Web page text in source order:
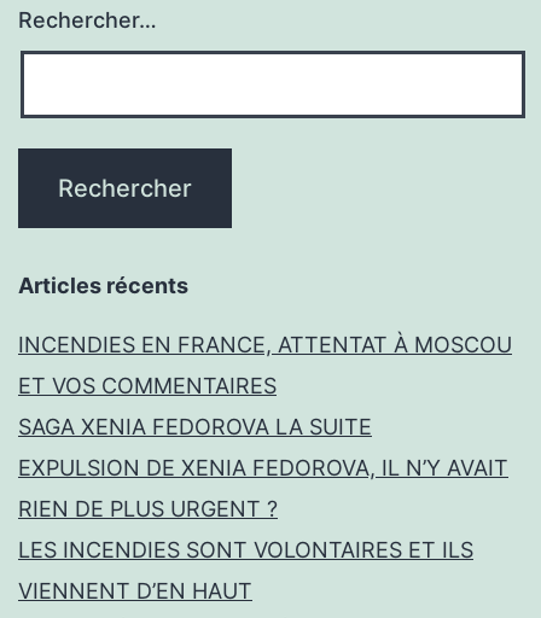
Rechercher…
Articles récents
INCENDIES EN FRANCE, ATTENTAT À MOSCOU
ET VOS COMMENTAIRES
SAGA XENIA FEDOROVA LA SUITE
EXPULSION DE XENIA FEDOROVA, IL N’Y AVAIT
RIEN DE PLUS URGENT ?
LES INCENDIES SONT VOLONTAIRES ET ILS
VIENNENT D’EN HAUT